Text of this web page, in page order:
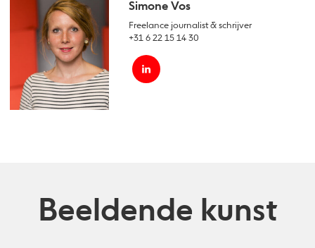
Simone Vos
Freelance journalist & schrijver
+31 6 22 15 14 30
Beeldende kunst